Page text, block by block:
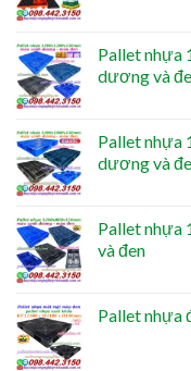
Pallet nhựa
dương và
Pallet nhựa
dương và
Pallet nhựa
và đen
Pallet nhựa